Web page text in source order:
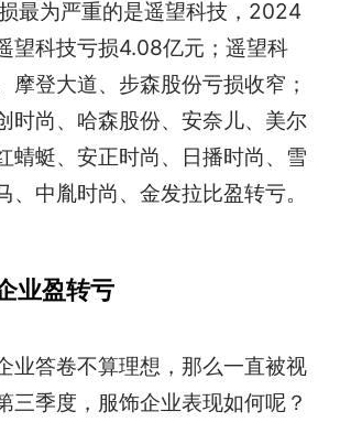
最为严重的是遥望科技，2024
望科技亏损4.08亿元；遥望科
摩登大道、步森股份亏损收窄；
时尚、哈森股份、安奈儿、美尔
蜻蜓、安正时尚、日播时尚、雪
、中胤时尚、金发拉比盈转亏。
业盈转亏
业答卷不算理想，那么一直被视
三季度，服饰企业表现如何呢？